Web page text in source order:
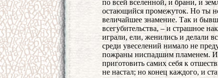
по всей вселенной, и брани, и
остающийся промежуток. Но ты
величайшее знамение. Так и
всегубительства, – и страшное
играли, ели, женились и делали
среди увеселений нимало не
пожраны ниспадшим пламенем.
приготовить самих себя к
не настал; но конец каждого, и